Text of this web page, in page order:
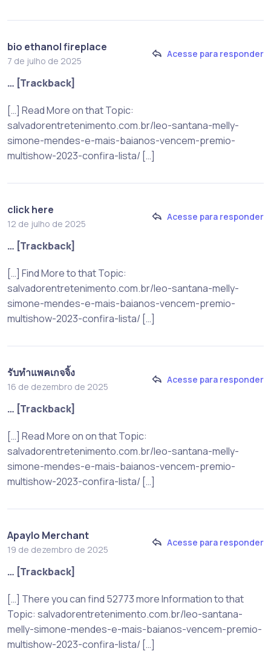
bio ethanol fireplace
7 de julho de 2025
Acesse para responder
… [Trackback]
[…] Read More on that Topic:
salvadorentretenimento.com.br/leo-santana-melly-
simone-mendes-e-mais-baianos-vencem-premio-
multishow-2023-confira-lista/ […]
click here
12 de julho de 2025
Acesse para responder
… [Trackback]
[…] Find More to that Topic:
salvadorentretenimento.com.br/leo-santana-melly-
simone-mendes-e-mais-baianos-vencem-premio-
multishow-2023-confira-lista/ […]
รับทำแพคเกจจิ้ง
16 de dezembro de 2025
Acesse para responder
… [Trackback]
[…] Read More on on that Topic:
salvadorentretenimento.com.br/leo-santana-melly-
simone-mendes-e-mais-baianos-vencem-premio-
multishow-2023-confira-lista/ […]
Apaylo Merchant
19 de dezembro de 2025
Acesse para responder
… [Trackback]
[…] There you can find 52773 more Information to that
Topic: salvadorentretenimento.com.br/leo-santana-
melly-simone-mendes-e-mais-baianos-vencem-premio-
multishow-2023-confira-lista/ […]